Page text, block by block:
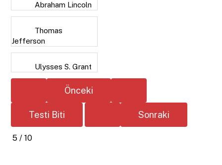
Abraham Lincoln
Thomas
Jefferson
Ulysses S. Grant
5 / 10